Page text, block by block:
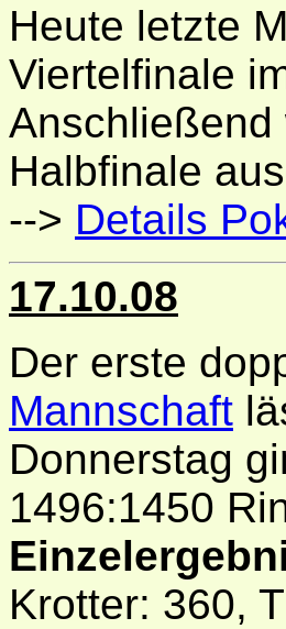
Heute letzte
Viertelfinale
Anschließend
Halbfinale
--> Details
17.10.08
Der erste
Mannschaft
Donnerstag
1496:1450
Krotter: 360,